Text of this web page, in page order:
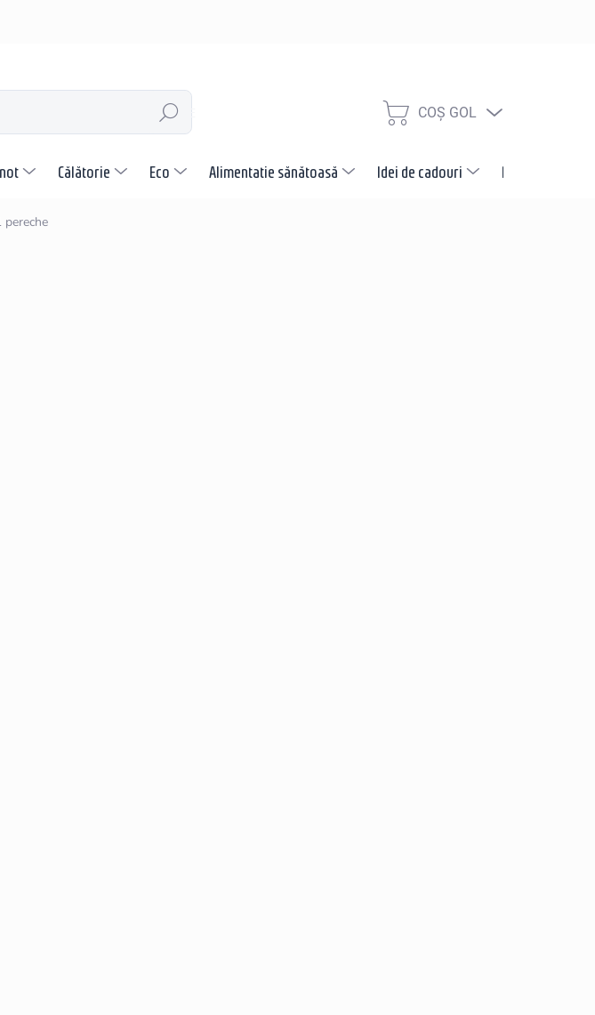
CĂUTARE
COŞ
COŞ GOL
Călătorie Eco Alimentatie sănătoasă Idei de cadouri Promotii